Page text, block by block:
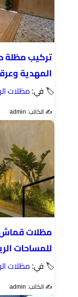
تركيب
المهدية
🏷 في: مظلات
✍️ الكاتب: admin
مظلات قماش
للمساحات
🏷 في: مظلات
✍️ الكاتب: admin